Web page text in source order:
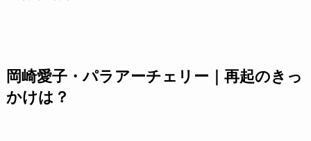
岡崎愛子・パラアーチェリー｜再起のきっ
かけは？